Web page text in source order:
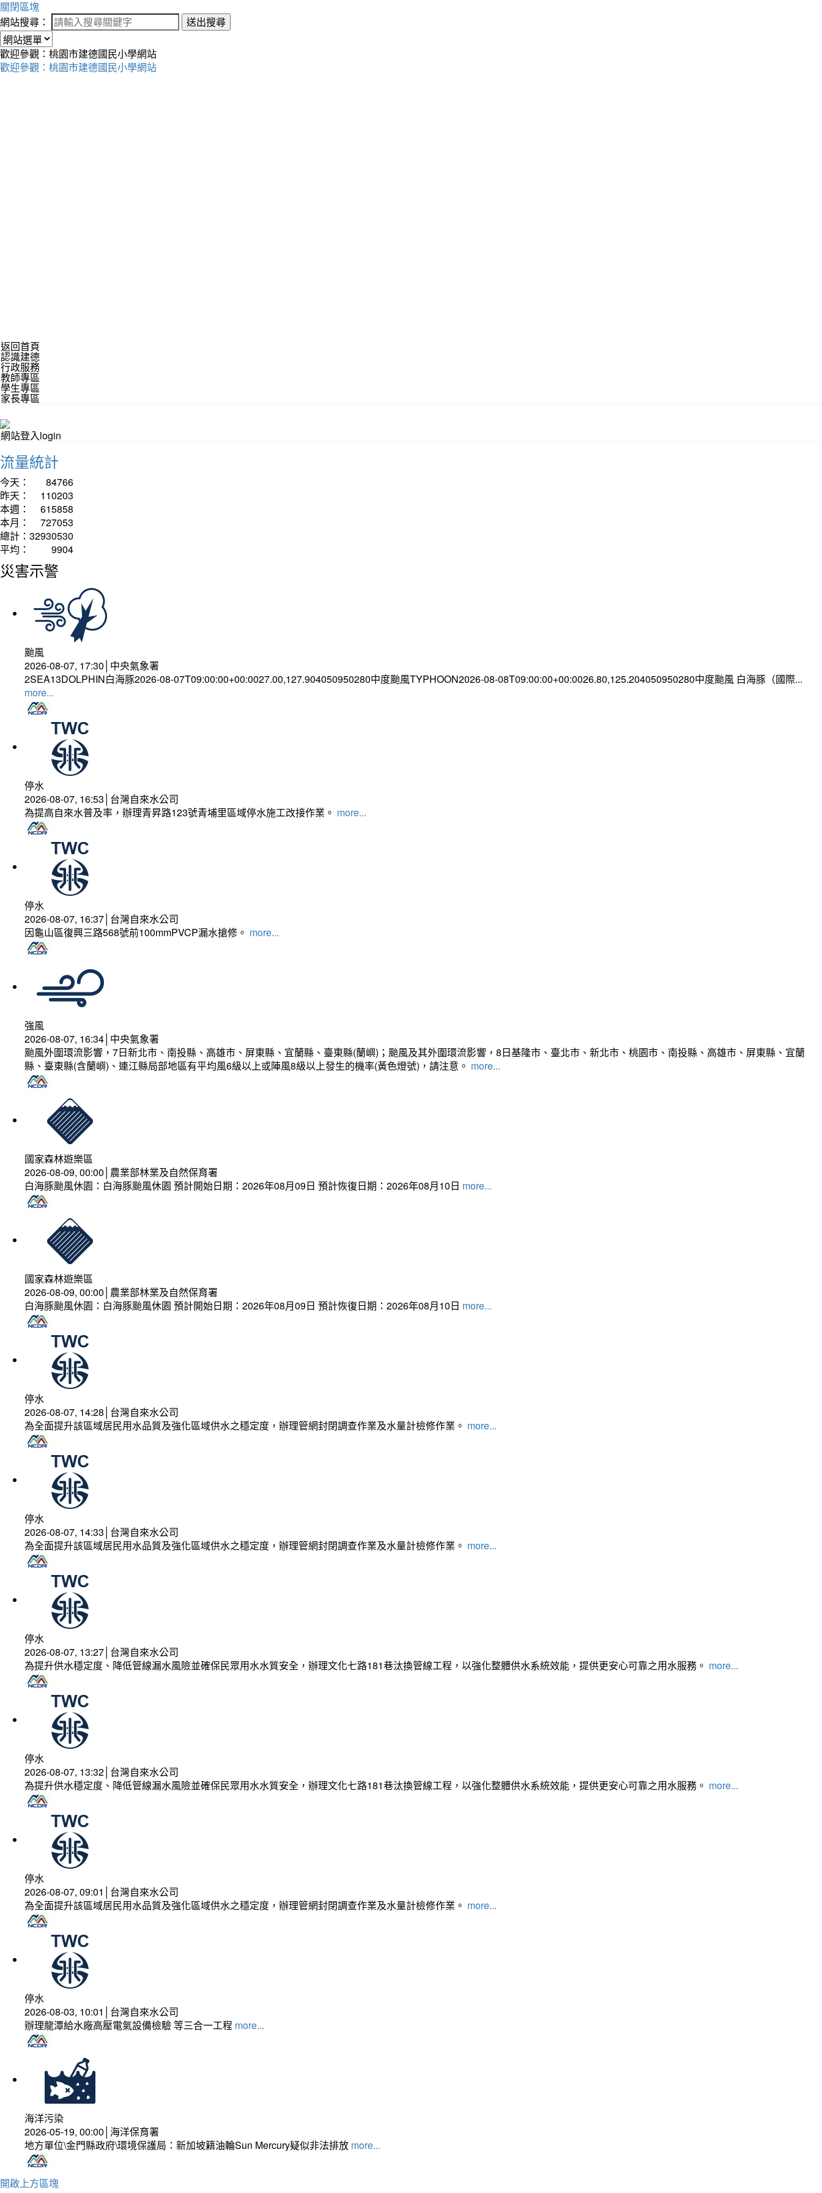
關閉區塊
網站搜尋：
送出搜尋
歡迎參觀：桃園市建德國民小學網站
歡迎參觀：桃園市建德國民小學網站
返回首頁
認識建德
行政服務
教師專區
學生專區
家長專區
網站登入login
流量統計
今天：
84766
昨天：
110203
本週：
615858
本月：
727053
總計： 32930530
平均：
9904
災害示警
颱風
2026-08-07, 17:30│中央氣象署
2SEA13DOLPHIN白海豚2026-08-07T09:00:00+00:0027.00,127.904050950280中度颱風TYPHOON2026-08-08T09:00:00+00:0026.80,125.204050950280中度颱風 白海豚（國際...
more...
停水
2026-08-07, 16:53│台灣自來水公司
為提高自來水普及率，辦理青昇路123號青埔里區域停水施工改接作業。 more...
停水
2026-08-07, 16:37│台灣自來水公司
因龜山區復興三路568號前100mmPVCP漏水搶修。 more...
強風
2026-08-07, 16:34│中央氣象署
颱風外圍環流影響，7日新北市、南投縣、高雄市、屏東縣、宜蘭縣、臺東縣(蘭嶼)；颱風及其外圍環流影響，8日基隆市、臺北市、新北市、桃園市、南投縣、高雄市、屏東縣、宜蘭
縣、臺東縣(含蘭嶼)、連江縣局部地區有平均風6級以上或陣風8級以上發生的機率(黃色燈號)，請注意。 more...
國家森林遊樂區
2026-08-09, 00:00│農業部林業及自然保育署
白海豚颱風休園：白海豚颱風休園 預計開始日期：2026年08月09日 預計恢復日期：2026年08月10日 more...
國家森林遊樂區
2026-08-09, 00:00│農業部林業及自然保育署
白海豚颱風休園：白海豚颱風休園 預計開始日期：2026年08月09日 預計恢復日期：2026年08月10日 more...
停水
2026-08-07, 14:28│台灣自來水公司
為全面提升該區域居民用水品質及強化區域供水之穩定度，辦理管網封閉調查作業及水量計檢修作業。 more...
停水
2026-08-07, 14:33│台灣自來水公司
為全面提升該區域居民用水品質及強化區域供水之穩定度，辦理管網封閉調查作業及水量計檢修作業。 more...
停水
2026-08-07, 13:27│台灣自來水公司
為提升供水穩定度、降低管線漏水風險並確保民眾用水水質安全，辦理文化七路181巷汰換管線工程，以強化整體供水系統效能，提供更安心可靠之用水服務。 more...
停水
2026-08-07, 13:32│台灣自來水公司
為提升供水穩定度、降低管線漏水風險並確保民眾用水水質安全，辦理文化七路181巷汰換管線工程，以強化整體供水系統效能，提供更安心可靠之用水服務。 more...
停水
2026-08-07, 09:01│台灣自來水公司
為全面提升該區域居民用水品質及強化區域供水之穩定度，辦理管網封閉調查作業及水量計檢修作業。 more...
停水
2026-08-03, 10:01│台灣自來水公司
辦理龍潭給水廠高壓電氣設備檢驗 等三合一工程 more...
海洋污染
2026-05-19, 00:00│海洋保育署
地方單位\金門縣政府\環境保護局：新加坡籍油輪Sun Mercury疑似非法排放 more...
開啟上方區塊